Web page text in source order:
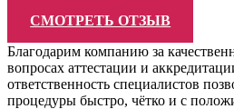
СМОТРЕТЬ ОТЗЫВ
Благодарим компанию за
вопросах аттестации и
ответственность специалистов
процедуры быстро, чётко и с